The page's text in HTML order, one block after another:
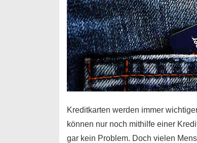
Kreditkarten werden immer
können nur noch mithilfe einer
gar kein Problem. Doch vielen